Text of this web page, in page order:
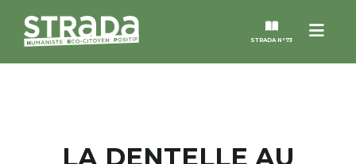
Menu
STRADA N°73
MAGAZINES
LA DENTELLE AU